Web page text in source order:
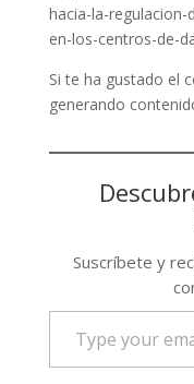
hacia-la-
en-los-centros-de-
Si te ha gustado el
generando
Suscríbete y
email…